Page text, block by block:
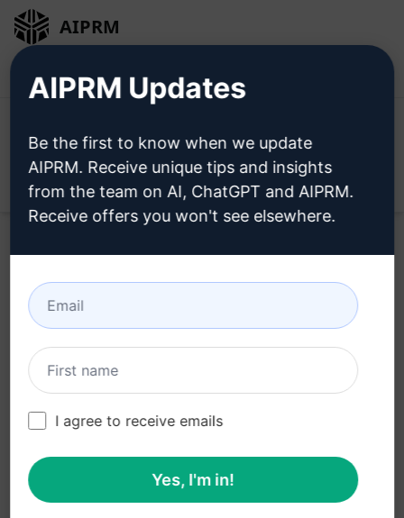
AIPRM
これらを使用する Productivity Prompts AIPRMを
ロードマップジェネレーター
AIPRM Updates
Be the first to know when we update
AIPRM. Receive unique tips and insights
from the team on AI, ChatGPT and AIPRM.
Receive offers you won't see elsewhere.
I agree to receive emails
Yes, I'm in!